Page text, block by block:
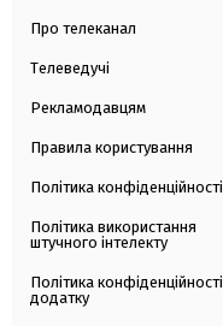
Про телеканал
Телеведучі
Рекламодавцям
Правила користування
Політика конфіденційності
Політика використання
штучного інтелекту
Політика конфіденційності
додатку